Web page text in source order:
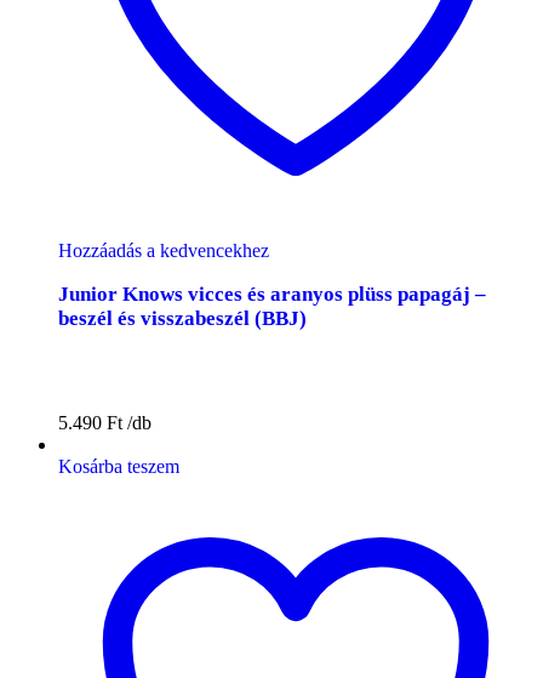
Hozzáadás a kedvencekhez
Junior Knows vicces és aranyos plüss papagáj –
beszél és visszabeszél (BBJ)
5.490 Ft
Kosárba teszem